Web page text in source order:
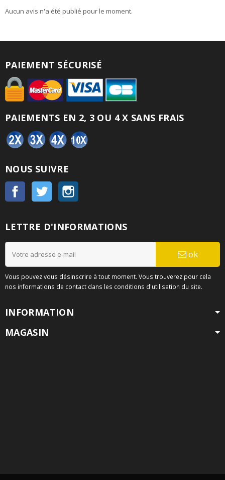
Aucun avis n'a été publié pour le moment.
PAIEMENT SÉCURISÉ
PAIEMENTS EN 2, 3 OU 4 X SANS FRAIS
NOUS SUIVRE
Facebook Twitter
LETTRE D'INFORMATIONS
ok
Vous pouvez vous désinscrire à tout moment. Vous trouverez pour cela
nos informations de contact dans les conditions d'utilisation du site.
INFORMATION
MAGASIN